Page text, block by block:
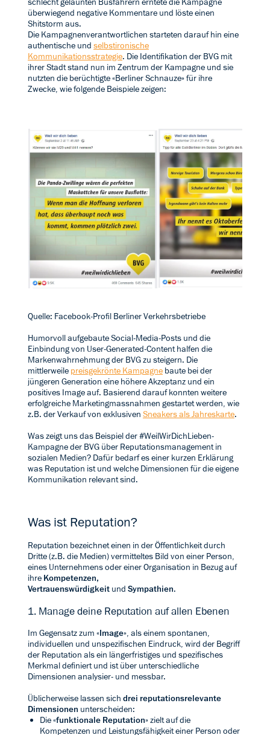
überwiegend negative Kommentare und löste einen
Shitstorm aus.
Die Kampagnenverantwortlichen starteten darauf hin eine
authentische und selbstironische
Kommunikationsstrategie. Die Identifikation der BVG mit
ihrer Stadt stand nun im Zentrum der Kampagne und sie
nutzten die berüchtigte «Berliner Schnauze» für ihre
Zwecke, wie folgende Beispiele zeigen:
Quelle: Facebook-Profil Berliner Verkehrsbetriebe
Humorvoll aufgebaute Social-Media-Posts und die
Einbindung von User-Generated-Content halfen die
Markenwahrnehmung der BVG zu steigern. Die
mittlerweile preisgekrönte Kampagne baute bei der
jüngeren Generation eine höhere Akzeptanz und ein
positives Image auf. Basierend darauf konnten weitere
erfolgreiche Marketingmassnahmen gestartet werden, wie
z.B. der Verkauf von exklusiven Sneakers als Jahreskarte.
Was zeigt uns das Beispiel der #WeilWirDichLieben-
Kampagne der BVG über Reputationsmanagement in
sozialen Medien? Dafür bedarf es einer kurzen Erklärung
was Reputation ist und welche Dimensionen für die eigene
Kommunikation relevant sind.
Was ist Reputation?
Reputation bezeichnet einen in der Öffentlichkeit durch
Dritte (z.B. die Medien) vermitteltes Bild von einer Person,
eines Unternehmens oder einer Organisation in Bezug auf
ihre Kompetenzen,
Vertrauenswürdigkeit und Sympathien.
1. Manage deine Reputation auf allen Ebenen
Im Gegensatz zum «Image», als einem spontanen,
individuellen und unspezifischen Eindruck, wird der Begriff
der Reputation als ein längerfristiges und spezifisches
Merkmal definiert und ist über unterschiedliche
Dimensionen analysier- und messbar.
Üblicherweise lassen sich drei reputationsrelevante
Dimensionen unterscheiden:
Die «funktionale Reputation» zielt auf die
Kompetenzen und Leistungsfähigkeit einer Person oder